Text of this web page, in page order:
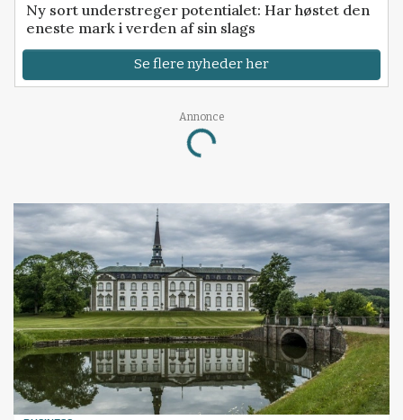
Ny sort understreger potentialet: Har høstet den
eneste mark i verden af sin slags
Se flere nyheder her
Annonce
Loading...